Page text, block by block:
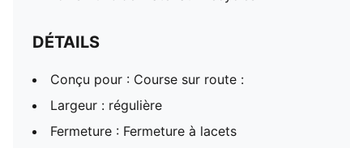
DÉTAILS
Conçu pour : Course sur route :
Largeur : régulière
Fermeture : Fermeture à lacets